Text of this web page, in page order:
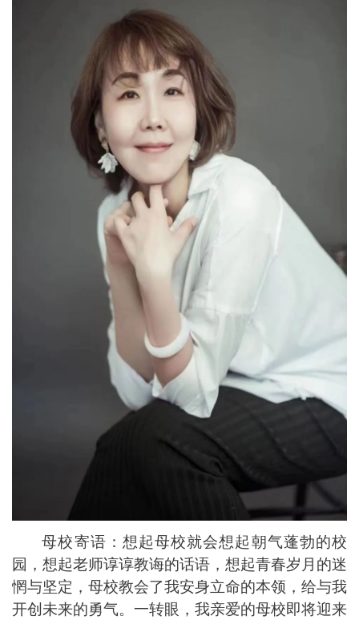
母校寄语：想起母校就会想起朝气蓬勃的校
园，想起老师谆谆教诲的话语，想起青春岁月的迷
惘与坚定，母校教会了我安身立命的本领，给与我
开创未来的勇气。一转眼，我亲爱的母校即将迎来